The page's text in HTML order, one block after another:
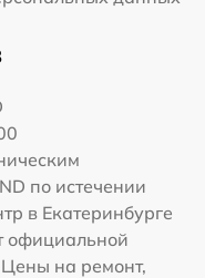
по истечении
в Екатеринбурге
официальной
Цены на ремонт,